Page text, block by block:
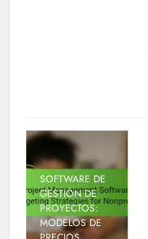
SOFTWARE DE
GESTIÓN DE
PROYECTOS:
MODELOS DE